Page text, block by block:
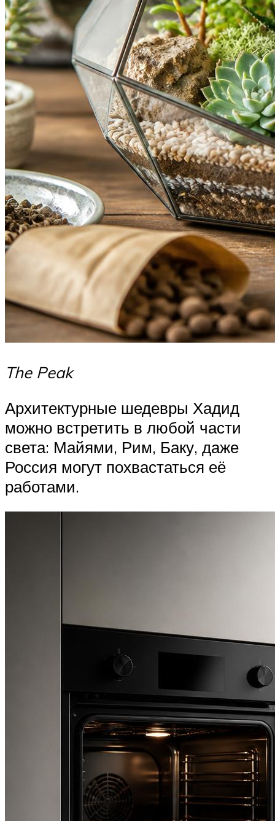
The Peak
Архитектурные шедевры Хадид
можно встретить в любой части
света: Майями, Рим, Баку, даже
Россия могут похвастаться её
работами.